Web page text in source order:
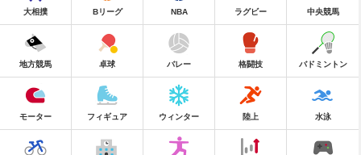
大相撲 Bリーグ NBA ラグビー 中央競馬
地方競馬 卓球 バレー 格闘技 バドミントン
モーター フィギュア ウィンター 陸上 水泳